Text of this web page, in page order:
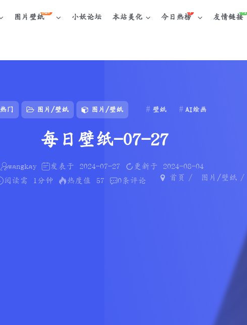
热门 图片/壁纸 图片/壁纸 壁纸 AI绘画
每日壁纸-07-27
wangkay 发表于 2024-07-27 更新于
2024-08-04
阅读需 1分钟 热度值 57 0 条评论 首页 图片/壁纸
图片壁纸
NEW
小妖论坛 本站美化 今日热榜 友情链接
+1